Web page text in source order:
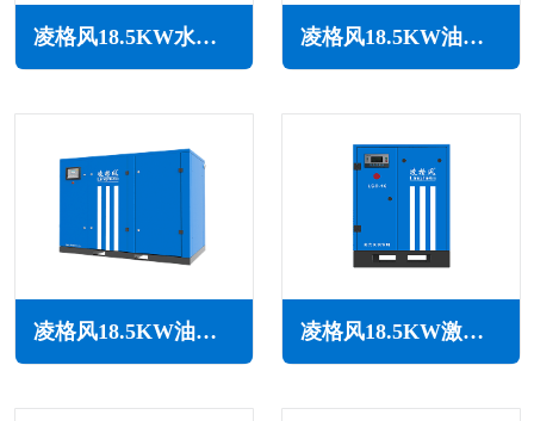
凌格风18.5KW水润滑无油空压机LSW系列 凌格风18.5KW油冷永磁变频空压机LOH系列
凌格风18.5KW油冷永磁变频空压机LSH系列 凌格风18.5KW激光切割专用空压机LSC系列